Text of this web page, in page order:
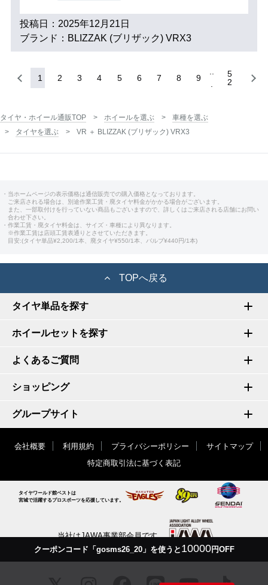
投稿日：2025年12月21日
ブランド：BLIZZAK (ブリザック) VRX3
1 2 3 4 5 6 7 8 9
5
2
クーポンコード「gosms26_20」を使うと 10000円OFF
タイヤ・ホイール通販TOP ホイールを選ぶ
車種を選ぶ
タイヤを選ぶ
VR ＋ BLIZZAK (ブリザック) VRX3
・当ホームページの表示価格は通信販売での購入価格となっております。
ご来店される場合は、別途作業工賃・廃タイヤ料金がかかる場合がございます。
また、一部取付けを行っていない商品もございますので、詳しくはご来店される店舗にお問い
合わせ下さい。
・作業工賃・廃タイヤ料金は、サイズ・車種により異なります。
※作業工賃は店頭工賃表通りとさせていただきます。
目安:(タイヤ単品¥2,200/1本、廃タイヤ¥550/1本、バルブ¥440円/1本)
TOPへ戻る
タイヤ単品を探す
ホイールセットを探す
よくあるご質問
ショッピング
グループサイト
会社概要 利用規約 プライバシーポリシー
サイトマップ
特定商取引法に基づく表記
タイヤワールド館ベストは
宮城で活躍するプロスポーツを応援しています。
当社はJAWA事業部会員です